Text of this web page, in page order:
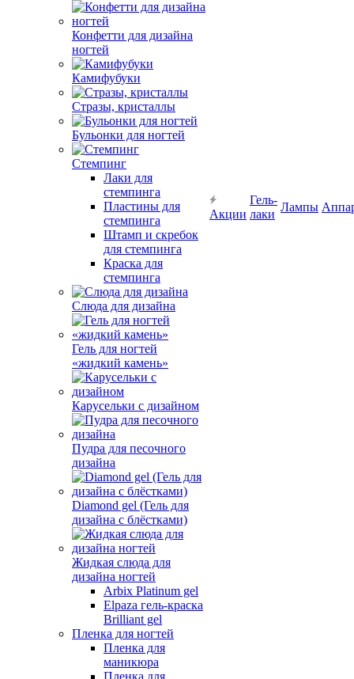
Конфетти для дизайна
ногтей
Камифубуки
Стразы, кристаллы
Бульонки для ногтей
Стемпинг
Лаки для
стемпинга
Пластины для
стемпинга
Штамп и скребок
для стемпинга
Краска для
стемпинга
Слюда для дизайна
Гель для ногтей
«жидкий камень»
Карусельки с дизайном
Пудра для песочного
дизайна
Diamond gel (Гель для
дизайна с блёстками)
Жидкая слюда для
дизайна ногтей
Arbix Platinum gel
Elpaza гель-краска
Brilliant gel
Пленка для ногтей
Пленка для
маникюра
Пленка для
Акции
Гель-
лаки
Лампы